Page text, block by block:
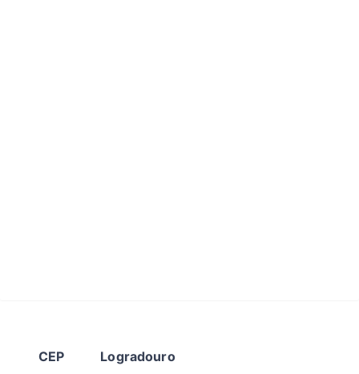
CEP Logradouro